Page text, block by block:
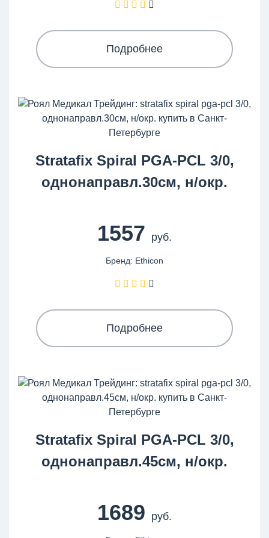
Подробнее
Stratafix Spiral PGA-PCL 3/0,
однонаправл.30см, н/окр.
1557 руб.
Бренд: Ethicon
Подробнее
Stratafix Spiral PGA-PCL 3/0,
однонаправл.45см, н/окр.
1689 руб.